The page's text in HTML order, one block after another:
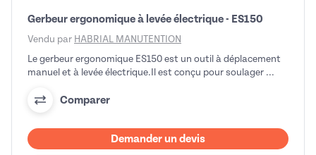
Gerbeur ergonomique à levée électrique - ES150
Vendu par HABRIAL MANUTENTION
Le gerbeur ergonomique ES150 est un outil à déplacement
manuel et à levée électrique.Il est conçu pour soulager ...
Comparer
Demander un devis